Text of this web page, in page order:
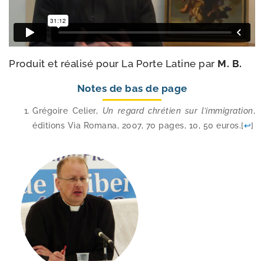
Produit et réa­li­sé pour La Porte Latine par M. B.
Notes de bas de page
Grégoire Celier, Un regard chré­tien sur l’im­mi­gra­tion,
édi­tions Via Romana, 2007, 70 pages, 10, 50 euros.[↩]